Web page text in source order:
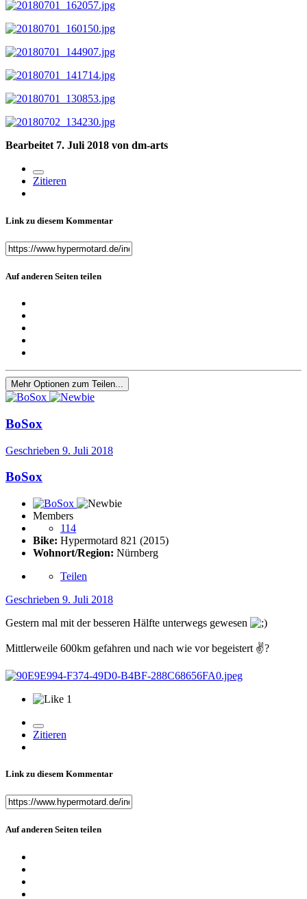
Bearbeitet 7. Juli 2018 von dm-arts
Zitieren
Link zu diesem Kommentar
Auf anderen Seiten teilen
Mehr Optionen zum Teilen...
BoSox
Geschrieben 9. Juli 2018
BoSox
Members
114
Bike: Hypermotard 821 (2015)
Wohnort/Region: Nürnberg
Teilen
Geschrieben 9. Juli 2018
Gestern mal mit der besseren Hälfte unterwegs gewesen
Mittlerweile 600km gefahren und nach wie vor begeistert ✌?
1
Zitieren
Link zu diesem Kommentar
Auf anderen Seiten teilen